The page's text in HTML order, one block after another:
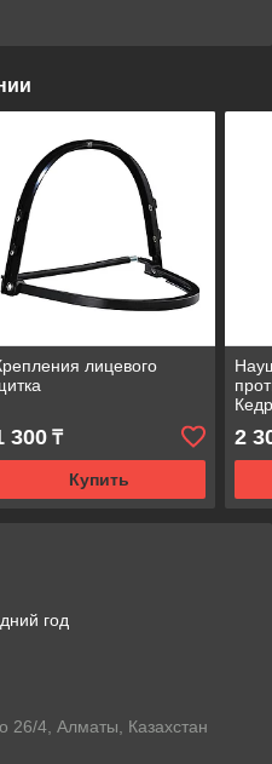
лицевого
300₸
Купить
2
год
26/4, Алматы, Казахстан